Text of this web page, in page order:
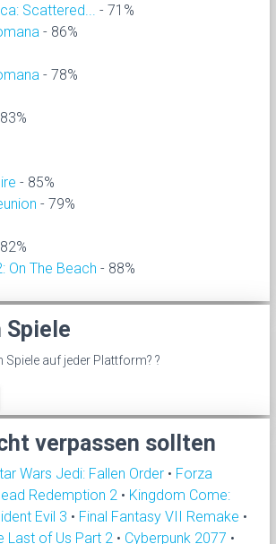
Scattered...
- 71%
- 86%
- 78%
- 85%
- 79%
On The Beach - 88%
Spiele
Spiele auf jeder Plattform? ?
verpassen sollten
Wars Jedi: Fallen Order • Forza
Redemption 2 • Kingdom Come:
Evil 3 • Final Fantasy VII Remake •
Last of Us Part 2 • Cyberpunk 2077 •